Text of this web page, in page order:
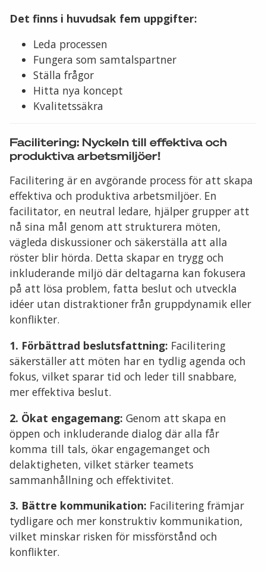
Det finns i huvudsak fem uppgifter:
Leda processen
Fungera som samtalspartner
Ställa frågor
Hitta nya koncept
Kvalitetssäkra
Facilitering: Nyckeln till effektiva och
produktiva arbetsmiljöer!
Facilitering är en avgörande process för att skapa
effektiva och produktiva arbetsmiljöer. En
facilitator, en neutral ledare, hjälper grupper att
nå sina mål genom att strukturera möten,
vägleda diskussioner och säkerställa att alla
röster blir hörda. Detta skapar en trygg och
inkluderande miljö där deltagarna kan fokusera
på att lösa problem, fatta beslut och utveckla
idéer utan distraktioner från gruppdynamik eller
konflikter.
1. Förbättrad beslutsfattning: Facilitering
säkerställer att möten har en tydlig agenda och
fokus, vilket sparar tid och leder till snabbare,
mer effektiva beslut.
2. Ökat engagemang: Genom att skapa en
öppen och inkluderande dialog där alla får
komma till tals, ökar engagemanget och
delaktigheten, vilket stärker teamets
sammanhållning och effektivitet.
3. Bättre kommunikation: Facilitering främjar
tydligare och mer konstruktiv kommunikation,
vilket minskar risken för missförstånd och
konflikter.